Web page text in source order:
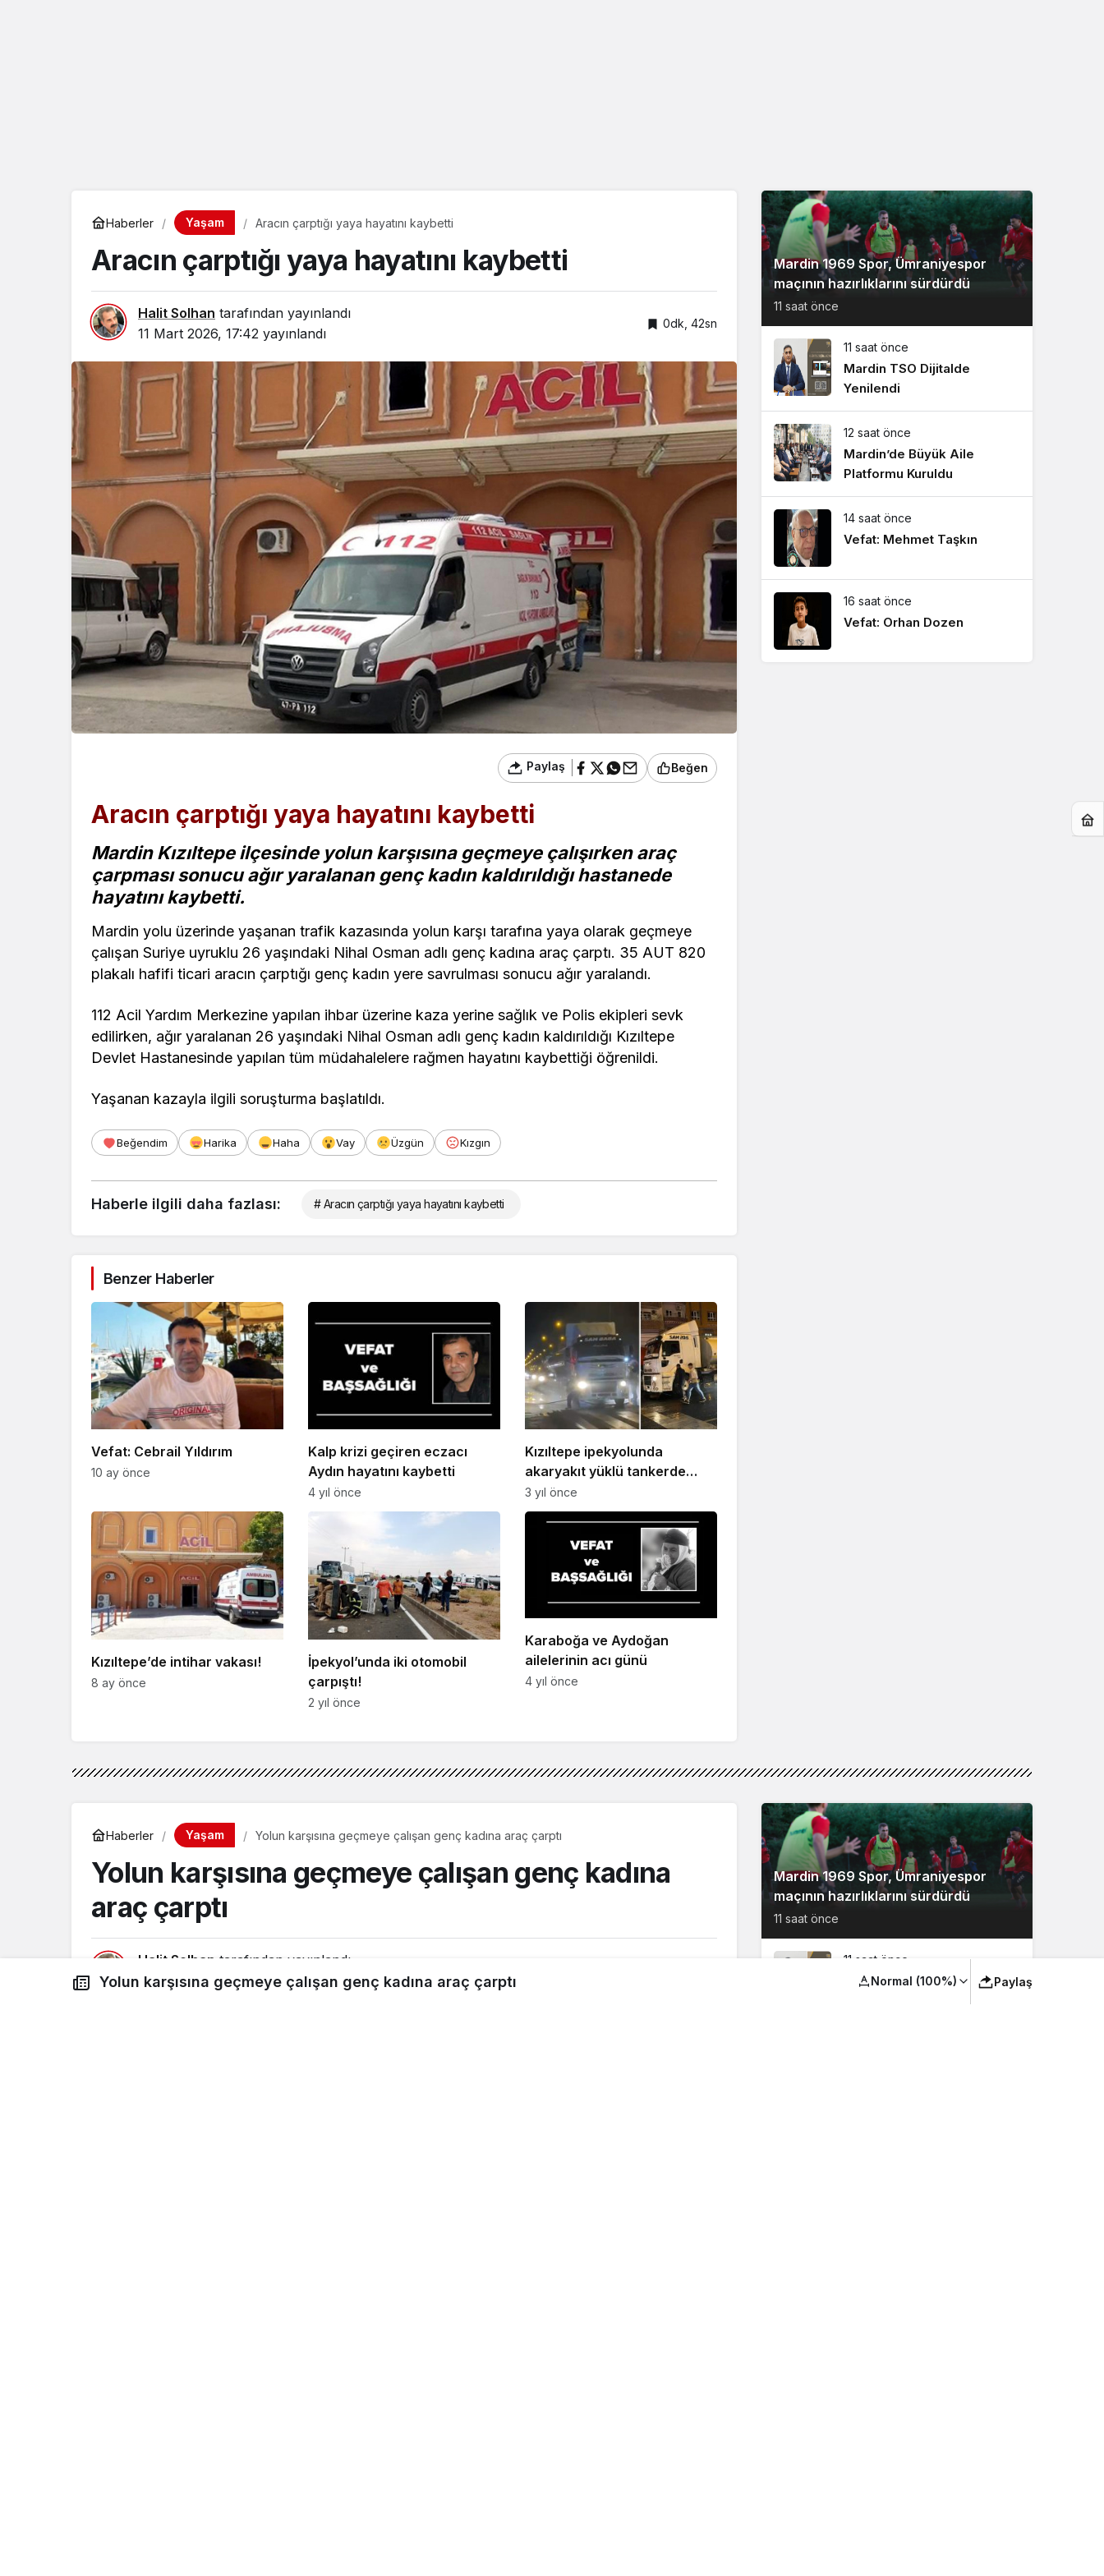
Haberler Yaşam Aracın çarptığı yaya hayatını kaybetti
Aracın çarptığı yaya hayatını kaybetti
Halit Solhan tarafından yayınlandı
11 Mart 2026, 17:42 yayınlandı
0dk, 42sn
Paylaş Beğen
Aracın çarptığı yaya hayatını kaybetti
Mardin Kızıltepe ilçesinde yolun karşısına geçmeye çalışırken araç
çarpması sonucu ağır yaralanan genç kadın kaldırıldığı hastanede
hayatını kaybetti.
Mardin yolu üzerinde yaşanan trafik kazasında yolun karşı tarafına yaya olarak geçmeye
çalışan Suriye uyruklu 26 yaşındaki Nihal Osman adlı genç kadına araç çarptı. 35 AUT 820
plakalı hafifi ticari aracın çarptığı genç kadın yere savrulması sonucu ağır yaralandı.
112 Acil Yardım Merkezine yapılan ihbar üzerine kaza yerine sağlık ve Polis ekipleri sevk
edilirken, ağır yaralanan 26 yaşındaki Nihal Osman adlı genç kadın kaldırıldığı Kızıltepe
Devlet Hastanesinde yapılan tüm müdahalelere rağmen hayatını kaybettiği öğrenildi.
Yaşanan kazayla ilgili soruşturma başlatıldı.
Beğendim Harika Haha Vay Üzgün Kızgın
Haberle ilgili daha fazlası: # Aracın çarptığı yaya hayatını kaybetti
Benzer Haberler
Vefat: Cebrail Yıldırım
10 ay önce
Kalp krizi geçiren eczacı
Aydın hayatını kaybetti
4 yıl önce
Kızıltepe ipekyolunda
akaryakıt yüklü tankerde
yangın
3 yıl önce
Kızıltepe’de intihar vakası!
8 ay önce
İpekyol’unda iki otomobil
çarpıştı!
2 yıl önce
Karaboğa ve Aydoğan
ailelerinin acı günü
4 yıl önce
Mardin 1969 Spor, Ümraniyespor
maçının hazırlıklarını sürdürdü
11 saat önce
11 saat önce
Mardin TSO Dijitalde
Yenilendi
12 saat önce
Mardin’de Büyük Aile
Platformu Kuruldu
14 saat önce
Vefat: Mehmet Taşkın
16 saat önce
Vefat: Orhan Dozen
Haberler Yaşam Yolun karşısına geçmeye çalışan genç kadına araç çarptı
Yolun karşısına geçmeye çalışan genç kadına
araç çarptı
Halit Solhan tarafından yayınlandı
11 Mart 2026, 14:44yayınlandı
Yolun karşısına geçmeye çalışan genç kadına araç çarptı Normal (100%) Paylaş
Mardin 1969 Spor, Ümraniyespor
maçının hazırlıklarını sürdürdü
11 saat önce
11 saat önce
Mardin TSO Dijitalde